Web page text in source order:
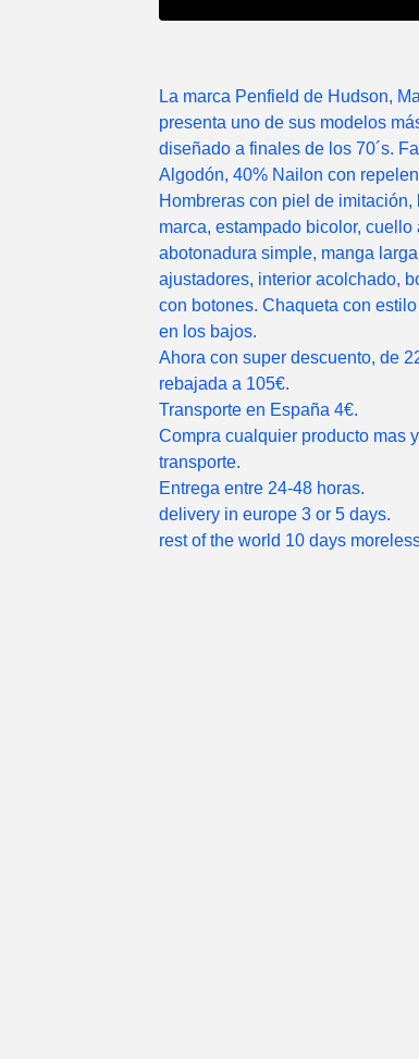
La marca Penfield de Hudson,
presenta uno de sus modelos
diseñado a finales de los 70´s.
Algodón, 40% Nailon con
Hombreras con piel de imitación,
marca, estampado bicolor, cuello
abotonadura simple, manga
ajustadores, interior acolchado,
con botones. Chaqueta con
en los bajos.
Ahora con super descuento, de
rebajada a 105€.
Transporte en España 4€.
Compra cualquier producto mas
transporte.
Entrega entre 24-48 horas.
delivery in europe 3 or 5 days.
rest of the world 10 days